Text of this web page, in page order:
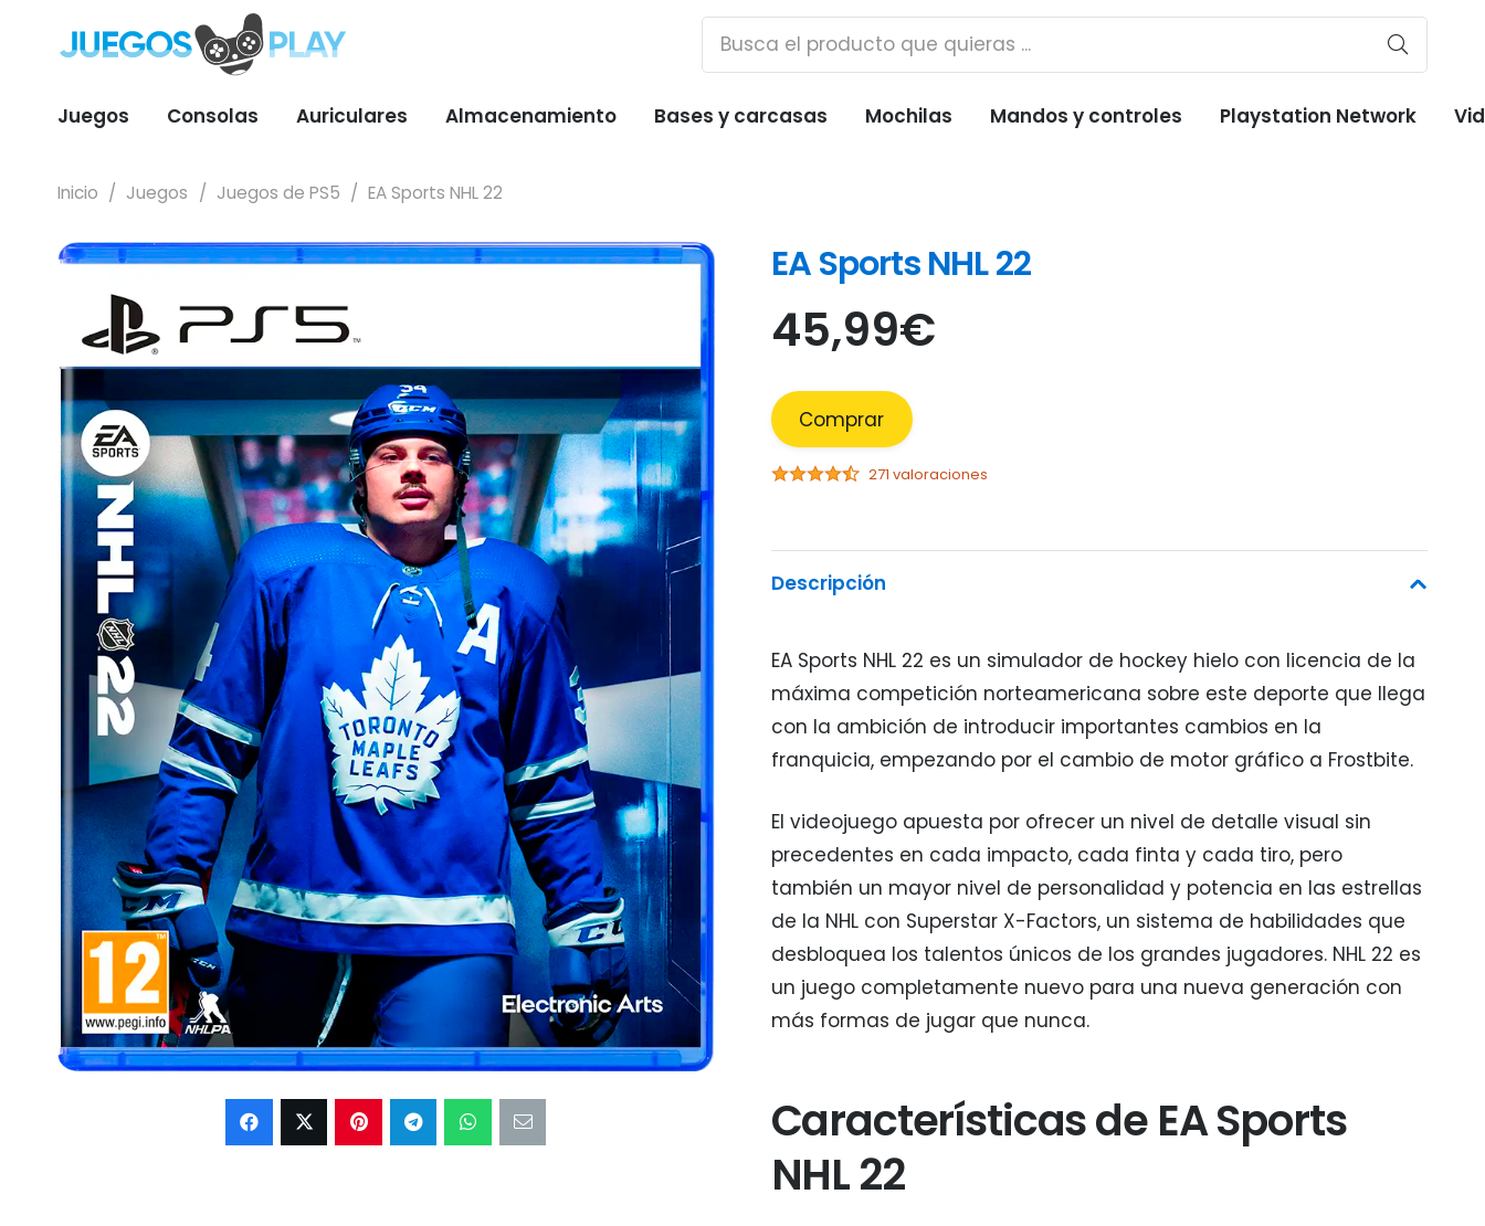
Juegos Consolas Auriculares Almacenamiento Bases y carcasas Mochilas Mandos y controles Playstation Network
Inicio / Juegos / Juegos de PS5 / EA Sports NHL 22
EA Sports NHL 22
45,99€
Comprar
271 valoraciones
Descripción
EA Sports NHL 22 es un simulador de hockey hielo con licencia de la
máxima competición norteamericana sobre este deporte que llega
con la ambición de introducir importantes cambios en la
franquicia, empezando por el cambio de motor gráfico a Frostbite.
El videojuego apuesta por ofrecer un nivel de detalle visual sin
precedentes en cada impacto, cada finta y cada tiro, pero
también un mayor nivel de personalidad y potencia en las estrellas
de la NHL con Superstar X-Factors, un sistema de habilidades que
desbloquea los talentos únicos de los grandes jugadores. NHL 22 es
un juego completamente nuevo para una nueva generación con
más formas de jugar que nunca.
Características de EA Sports
NHL 22